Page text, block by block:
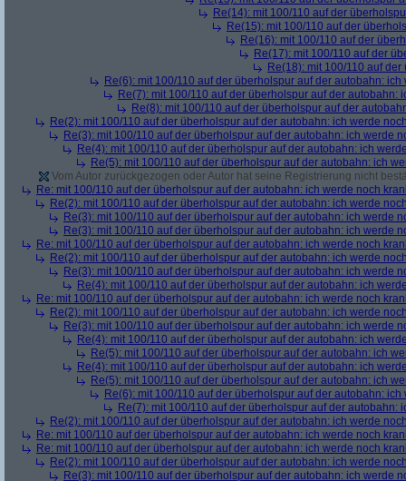
Re(14): mit 100/110 auf der
Re(15): mit 100/110 auf der
Re(16): mit 100/110 auf der
Re(17): mit 100/110 auf der
Re(18): mit 100/110 auf
Re(6): mit 100/110 auf der überholspur auf der autobahn:
Re(7): mit 100/110 auf der überholspur auf der autobahn:
Re(8): mit 100/110 auf der überholspur auf der
Re(2): mit 100/110 auf der überholspur auf der autobahn: ich werde
Re(3): mit 100/110 auf der überholspur auf der autobahn: ich werde
Re(4): mit 100/110 auf der überholspur auf der autobahn: ich
Re(5): mit 100/110 auf der überholspur auf der autobahn: ich
Vom Autor zurückgezogen oder Autor hat seine Registrierung nicht
Re: mit 100/110 auf der überholspur auf der autobahn: ich werde noch
Re(2): mit 100/110 auf der überholspur auf der autobahn: ich werde
Re(3): mit 100/110 auf der überholspur auf der autobahn: ich werde
Re(3): mit 100/110 auf der überholspur auf der autobahn: ich werde
Re: mit 100/110 auf der überholspur auf der autobahn: ich werde noch
Re(2): mit 100/110 auf der überholspur auf der autobahn: ich werde
Re(3): mit 100/110 auf der überholspur auf der autobahn: ich werde
Re(4): mit 100/110 auf der überholspur auf der autobahn: ich
Re: mit 100/110 auf der überholspur auf der autobahn: ich werde noch
Re(2): mit 100/110 auf der überholspur auf der autobahn: ich werde
Re(3): mit 100/110 auf der überholspur auf der autobahn: ich werde
Re(4): mit 100/110 auf der überholspur auf der autobahn: ich
Re(5): mit 100/110 auf der überholspur auf der autobahn: ich
Re(4): mit 100/110 auf der überholspur auf der autobahn: ich
Re(5): mit 100/110 auf der überholspur auf der autobahn: ich
Re(6): mit 100/110 auf der überholspur auf der autobahn:
Re(7): mit 100/110 auf der überholspur auf der autobahn:
Re(2): mit 100/110 auf der überholspur auf der autobahn: ich werde
Re: mit 100/110 auf der überholspur auf der autobahn: ich werde noch
Re: mit 100/110 auf der überholspur auf der autobahn: ich werde noch
Re(2): mit 100/110 auf der überholspur auf der autobahn: ich werde
Re(3): mit 100/110 auf der überholspur auf der autobahn: ich werde